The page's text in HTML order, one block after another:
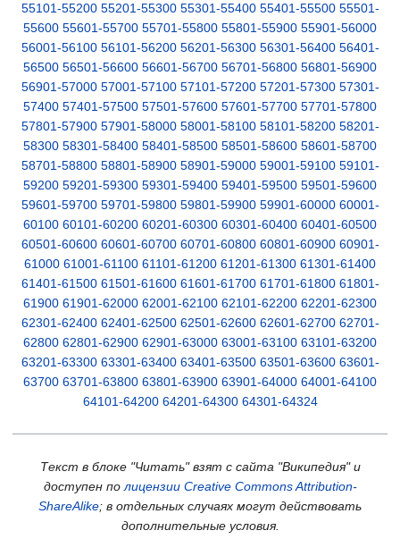
55101-55200 55201-55300 55301-55400 55401-55500 55501-
55600 55601-55700 55701-55800 55801-55900 55901-56000
56001-56100 56101-56200 56201-56300 56301-56400 56401-
56500 56501-56600 56601-56700 56701-56800 56801-56900
56901-57000 57001-57100 57101-57200 57201-57300 57301-
57400 57401-57500 57501-57600 57601-57700 57701-57800
57801-57900 57901-58000 58001-58100 58101-58200 58201-
58300 58301-58400 58401-58500 58501-58600 58601-58700
58701-58800 58801-58900 58901-59000 59001-59100 59101-
59200 59201-59300 59301-59400 59401-59500 59501-59600
59601-59700 59701-59800 59801-59900 59901-60000 60001-
60100 60101-60200 60201-60300 60301-60400 60401-60500
60501-60600 60601-60700 60701-60800 60801-60900 60901-
61000 61001-61100 61101-61200 61201-61300 61301-61400
61401-61500 61501-61600 61601-61700 61701-61800 61801-
61900 61901-62000 62001-62100 62101-62200 62201-62300
62301-62400 62401-62500 62501-62600 62601-62700 62701-
62800 62801-62900 62901-63000 63001-63100 63101-63200
63201-63300 63301-63400 63401-63500 63501-63600 63601-
63700 63701-63800 63801-63900 63901-64000 64001-64100
64101-64200 64201-64300 64301-64324
Текст в блоке "Читать" взят с сайта "Википедия" и
доступен по лицензии Creative Commons Attribution-
ShareAlike; в отдельных случаях могут действовать
дополнительные условия.